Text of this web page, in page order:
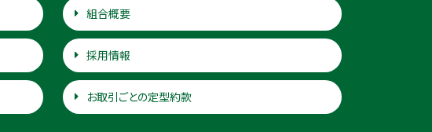
組合概要
採用情報
お取引ごとの定型約款